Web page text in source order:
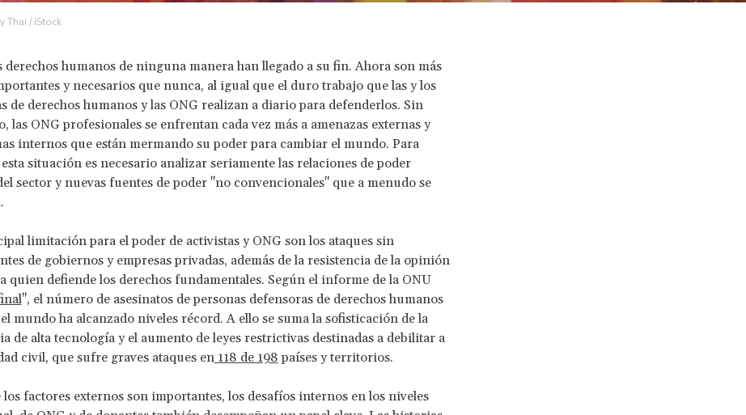
Thai / iStock
derechos humanos de ninguna manera han llegado a su fin. Ahora son más
y necesarios que nunca, al igual que el duro trabajo que las y los
de derechos humanos y las ONG realizan a diario para defenderlos. Sin
las ONG profesionales se enfrentan cada vez más a amenazas externas y
internos que están mermando su poder para cambiar el mundo. Para
situación es necesario analizar seriamente las relaciones de poder
sector y nuevas fuentes de poder "no convencionales" que a menudo se
limitación para el poder de activistas y ONG son los ataques sin
de gobiernos y empresas privadas, además de la resistencia de la opinión
quien defiende los derechos fundamentales. Según el informe de la ONU
", el número de asesinatos de personas defensoras de derechos humanos
mundo ha alcanzado niveles récord. A ello se suma la sofisticación de la
de alta tecnología y el aumento de leyes restrictivas destinadas a debilitar a
civil, que sufre graves ataques en118 de 198 países y territorios.
factores externos son importantes, los desafíos internos en los niveles